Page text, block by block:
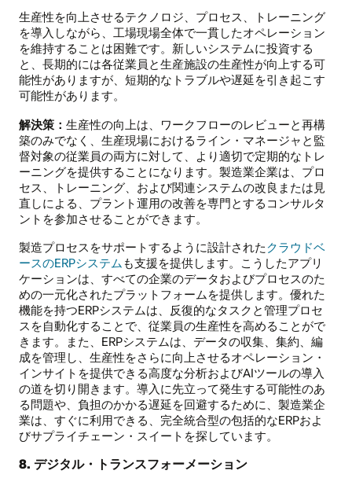
生産性を向上させるテクノロジ、プロセス、トレーニング
を導入しながら、工場現場全体で一貫したオペレーション
を維持することは困難です。新しいシステムに投資する
と、長期的には各従業員と生産施設の生産性が向上する可
能性がありますが、短期的なトラブルや遅延を引き起こす
可能性があります。
解決策： 生産性の向上は、ワークフローのレビューと再構
築のみでなく、生産現場におけるライン・マネージャと監
督対象の従業員の両方に対して、より適切で定期的なトレ
ーニングを提供することになります。製造業企業は、プロ
セス、トレーニング、および関連システムの改良または見
直しによる、プラント運用の改善を専門とするコンサルタ
ントを参加させることができます。
製造プロセスをサポートするように設計されたクラウドベ
ースのERPシステム も支援を提供します。こうしたアプリ
ケーションは、すべての企業のデータおよびプロセスのた
めの一元化されたプラットフォームを提供します。優れた
機能を持つERPシステムは、反復的なタスクと管理プロセ
スを自動化することで、従業員の生産性を高めることがで
きます。また、ERPシステムは、データの収集、集約、編
成を管理し、生産性をさらに向上させるオペレーション・
インサイトを提供できる高度な分析およびAIツールの導入
の道を切り開きます。導入に先立って発生する可能性のあ
る問題や、負担のかかる遅延を回避するために、製造業企
業は、すぐに利用できる、完全統合型の包括的なERPおよ
びサプライチェーン・スイートを探しています。
8. デジタル・トランスフォーメーション